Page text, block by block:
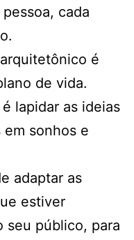
cada
é
de vida.
lapidar as ideias
em sonhos e
adaptar as
estiver
seu público, para